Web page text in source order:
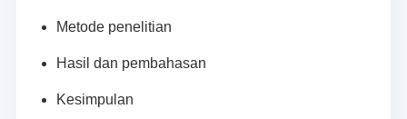
Metode penelitian
Hasil dan pembahasan
Kesimpulan